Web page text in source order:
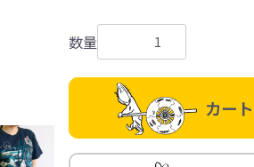
数量
カー